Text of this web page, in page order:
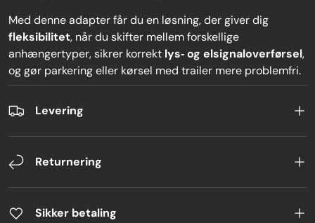
Med denne adapter får du en løsning, der giver dig
fleksibilitet, når du skifter mellem forskellige
anhængertyper, sikrer korrekt lys‑ og elsignaloverførsel,
og gør parkering eller kørsel med trailer mere problemfri.
Levering
Returnering
Sikker betaling